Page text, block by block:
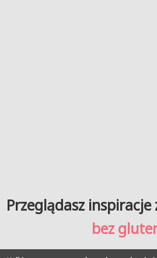
Przeglądasz inspiracje
bez